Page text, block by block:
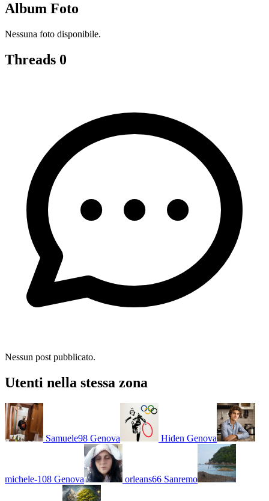
Album Foto
Nessuna foto disponibile.
Threads 0
Nessun post pubblicato.
Utenti nella stessa zona
Samuele98 Genova Hiden Genova
michele-108 Genova orleans66 Sanremo